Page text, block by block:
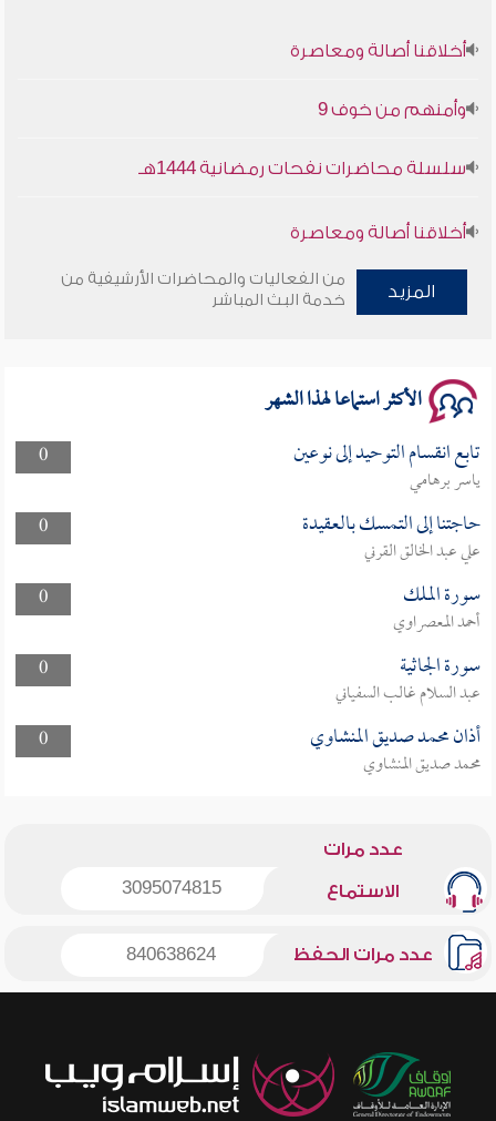
أخلاقنا أصالة ومعاصرة
وأمنهم من خوف 9
سلسلة محاضرات نفحات رمضانية 1444هـ
أخلاقنا أصالة ومعاصرة
وأمنهم من خوف 9
المزيد
من الفعاليات والمحاضرات الأرشيفية من
خدمة البث المباشر
الأكثر استماعا لهذا الشهر
0 تابع انقسام التوحيد إلى نوعين
ياسر برهامي
0
حاجتنا إلى التمسك بالعقيدة
علي عبد الخالق القرني
0
سورة الملك
أحمد المعصراوي
0
سورة الجاثية
عبد السلام غالب السفياني
0
أذان محمد صديق المنشاوي
محمد صديق المنشاوي
عدد مرات
الاستماع 3095074815
عدد مرات الحفظ 840638624